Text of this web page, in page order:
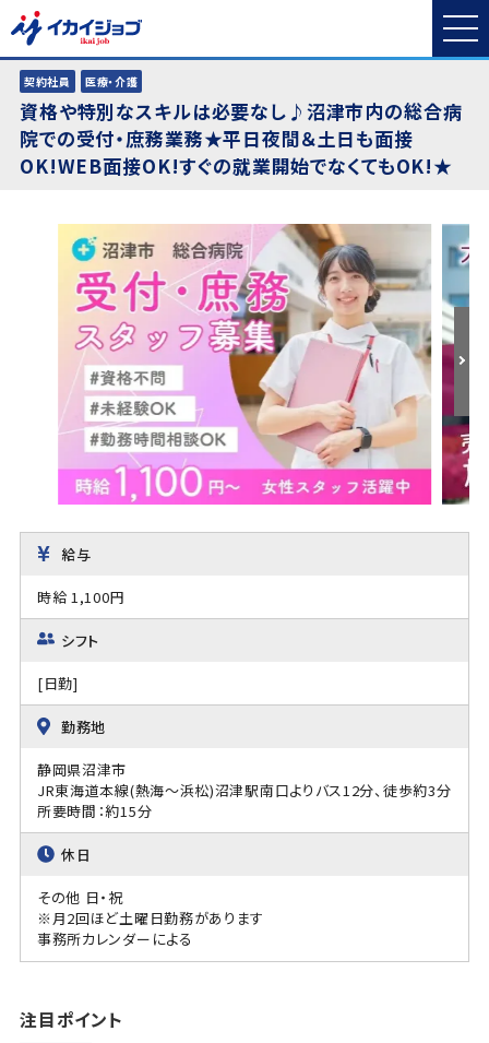
契約社員 医療・介護
資格や特別なスキルは必要なし♪沼津市内の総合病
院での受付・庶務業務★平日夜間＆土日も面接
OK!WEB面接OK!すぐの就業開始でなくてもOK!★
給与
時給 1,100円
シフト
[日勤]
勤務地
静岡県沼津市
JR東海道本線(熱海～浜松)沼津駅南口よりバス12分、徒歩約3分
所要時間：約15分
休日
その他 日・祝
※月2回ほど土曜日勤務があります
事務所カレンダーによる
注目ポイント